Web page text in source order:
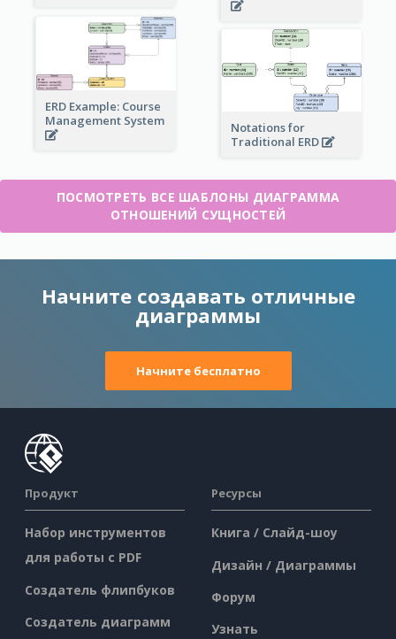
ERD Example: Course
Management System
Notations for
Traditional ERD
ПОСМОТРЕТЬ ВСЕ ШАБЛОНЫ ДИАГРАММА
ОТНОШЕНИЙ СУЩНОСТЕЙ
Начните создавать отличные
диаграммы
Начните бесплатно
Продукт
Набор инструментов
для работы с PDF
Создатель флипбуков
Создатель диаграмм
Ресурсы
Книга / Слайд-шоу
Дизайн / Диаграммы
Форум
Узнать